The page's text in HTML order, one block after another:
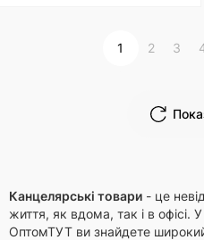
1 2 3
Канцелярські товари - це
життя, як вдома, так і в офісі.
ОптомТУТ ви знайдете